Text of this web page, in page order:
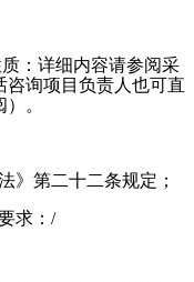
：详细内容请参阅采
咨询项目负责人也可直
。
》第二十二条规定；
求：/